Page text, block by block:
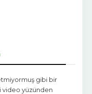
gibi bir
video yüzünden